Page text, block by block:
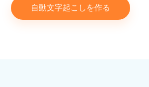
自動文字起こしを作る